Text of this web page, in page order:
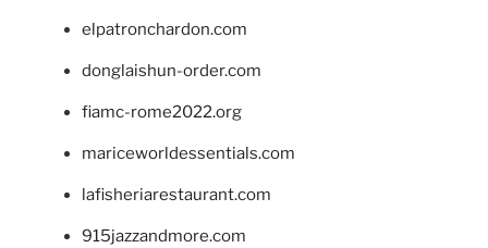
elpatronchardon.com
donglaishun-order.com
fiamc-rome2022.org
mariceworldessentials.com
lafisheriarestaurant.com
915jazzandmore.com